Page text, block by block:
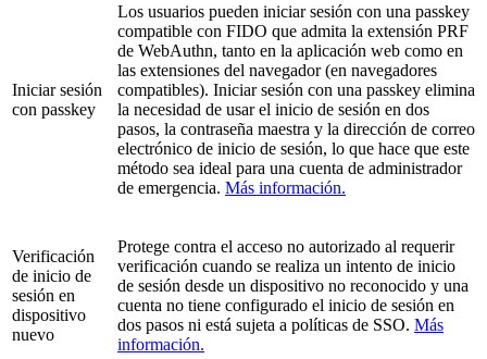
Iniciar sesión
con passkey
Los usuarios pueden iniciar sesión con una passkey
compatible con FIDO que admita la extensión PRF
de WebAuthn, tanto en la aplicación web como en
las extensiones del navegador (en navegadores
compatibles). Iniciar sesión con una passkey elimina
la necesidad de usar el inicio de sesión en dos
pasos, la contraseña maestra y la dirección de correo
electrónico de inicio de sesión, lo que hace que este
método sea ideal para una cuenta de administrador
de emergencia. Más información.
Verificación
de inicio de
sesión en
dispositivo
nuevo
Protege contra el acceso no autorizado al requerir
verificación cuando se realiza un intento de inicio
de sesión desde un dispositivo no reconocido y una
cuenta no tiene configurado el inicio de sesión en
dos pasos ni está sujeta a políticas de SSO. Más
información.